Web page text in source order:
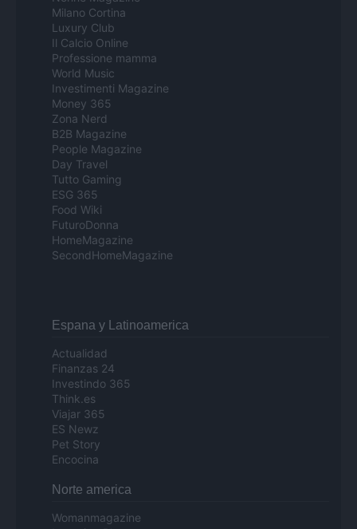
Milano Cortina
Luxury Club
Il Calcio Online
Professione mamma
World Music
Investimenti Magazine
Money 365
Zona Nerd
B2B Magazine
People Magazine
Day Travel
Tutto Gaming
ESG 365
Food Wiki
FuturoDonna
HomeMagazine
SecondHomeMagazine
Espana y Latinoamerica
Actualidad
Finanzas 24
Investindo 365
Think.es
Viajar 365
ES Newz
Pet Story
Encocina
Norte america
Womanmagazine